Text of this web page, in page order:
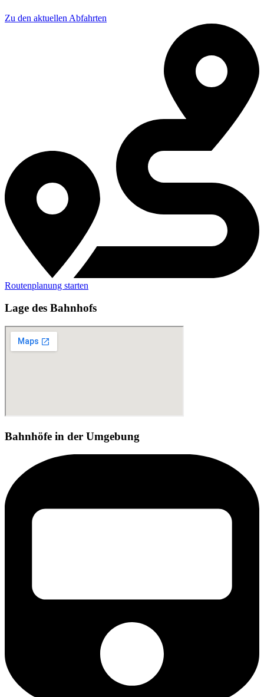
Zu den aktuellen Abfahrten
Routenplanung starten
Lage des Bahnhofs
Bahnhöfe in der Umgebung